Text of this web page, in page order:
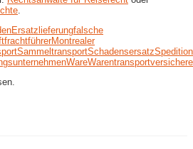
Ersatzlieferungfalsche
Montrealer
SammeltransportSchadensersatzSpedition
Ware